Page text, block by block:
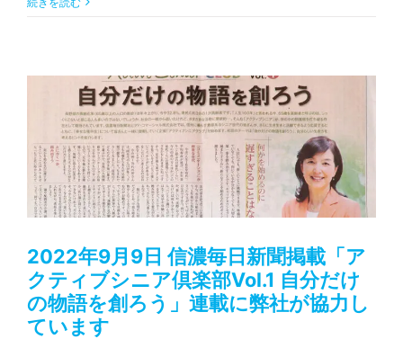
2022年9月9日 信濃毎日新聞掲載「ア
クティブシニア倶楽部Vol.1 自分だけ
の物語を創ろう」連載に弊社が協力し
ています